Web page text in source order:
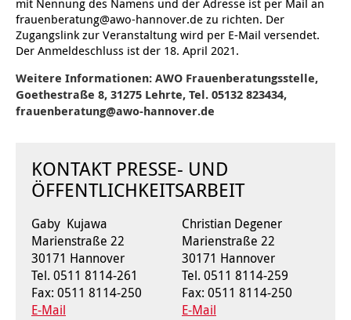
Ortsverein Arnum
Ortsverein Barsinghausen
Ortsverein Bennigsen
Ortsverein Godshorn
Ortsverein Garbsen
Ortsverein Fuhrberg
Ortsverein Burgdorf
Ortsverein Burgdorf
Ortsverein Engelbostel-Schulenburg
Kindertagesstätte Freytagstraße
Kindertagesstätte Gehägestraße
Kindertagesstätte Gottfried-Keller-Straße /
Familienzentrum
Kindertagesstätte Herbartstraße
Kindertagesstätte Hiltrud-Grote-Weg
Krippe Höltystraße
Kindertagesstätte Ibykusweg / Familienzentrum
Kindertagesstätte Elmstraße / Familienzentrum
Familienzentrum
Kindertagesstätte Freytagstraße
Kindertagesstätte Gorch-Fock-Straße
Kindertagesstätte Gottfried-Keller-Straße /
Familienzentrum
Kindertagesstätte Große Pranke
Kindertagesstätte Harenberger Straße
Kindertagesstätte Pfarrlandplatz
Kindertagesstätte Rosenbergstraße
Hort Salzmannstraße
Außenstelle Hort Stenhusenstraße
Kindertagesstätte Sylter Weg
Kindertagesstätte Mühenkamp / Familienzentrum
Familienzentrum
Kindertagesstätte Schweriner Straße /
Familienzentrum
Life Kinetik
Yoga mit Baby
Yoga in der Schwangerschaft
Fitness für Frauen
Online Pflege- und Seniorenberatung
Helfende Hände
Pflege und Wohnen
Beratungsangebote
Jugendwohnen im Stadtteil
Ältere Menschen
Behördenbegleitung und Formularausfüllhilfe
Mehrsprachige Beratung
Infotelefon
Migration
Berufssprachkurse
Interkulturelle Beratung für ältere Menschen
Menschen mit Behinderungen
mit Nennung des Namens und der Adresse ist per Mail an
frauenberatung@awo-hannover.de zu richten. Der
Zugangslink zur Veranstaltung wird per E-Mail versendet.
Der Anmeldeschluss ist der 18. April 2021.
Weitere Informationen: AWO Frauenberatungsstelle,
Goethestraße 8, 31275 Lehrte, Tel. 05132 823434,
frauenberatung@awo-hannover.de
KONTAKT PRESSE- UND
ÖFFENTLICHKEITSARBEIT
Gaby Kujawa
Marienstraße 22
30171 Hannover
Tel. 0511 8114-261
Fax: 0511 8114-250
E-Mail
Christian Degener
Marienstraße 22
30171 Hannover
Tel. 0511 8114-259
Fax: 0511 8114-250
E-Mail